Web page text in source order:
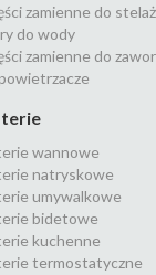
zamienne do
do wody
zamienne do
wannowe
natryskowe
umywalkowe
bidetowe
kuchenne
termostatyczne